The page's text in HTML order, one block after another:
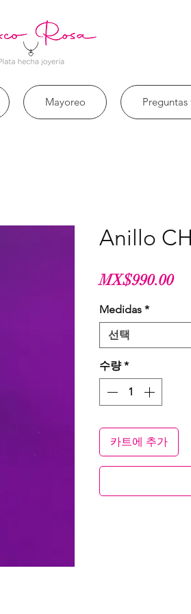
Mayoreo Preguntas
Anillo
MX$990.00가
Medidas *
선택
수량 *
카트에 추가